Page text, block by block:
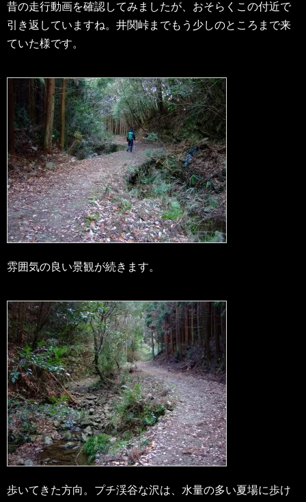
昔の走行動画を確認してみましたが、おそらくこの付近で
引き返していますね。井関峠までもう少しのところまで来
ていた様です。
雰囲気の良い景観が続きます。
歩いてきた方向。プチ渓谷な沢は、水量の多い夏場に歩け